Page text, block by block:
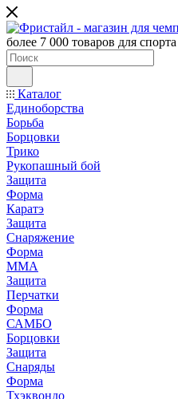
более 7 000 товаров для спорта
Каталог
Единоборства
Борьба
Борцовки
Трико
Рукопашный бой
Защита
Форма
Каратэ
Защита
Снаряжение
Форма
ММА
Защита
Перчатки
Форма
САМБО
Борцовки
Защита
Снаряды
Форма
Тхэквондо